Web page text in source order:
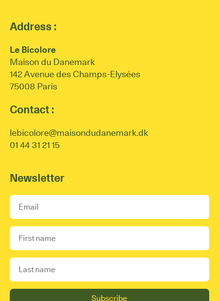
Address :
Le Bicolore
Maison du Danemark
142 Avenue des Champs-Elysées
75008 Paris
Contact :
lebicolore@maisondudanemark.dk
01 44 31 21 15
Newsletter